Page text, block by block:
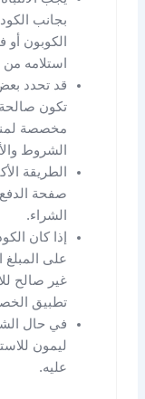
بجانب
الكوبون أو
استلامه من
قد تحدد
تكون صالحة
مخصصة
الشروط
الطريقة
صفحة
الشراء.
إذا كان
على المبلغ
غير صالح
تطبيق
في حال
ليمون
عليه.